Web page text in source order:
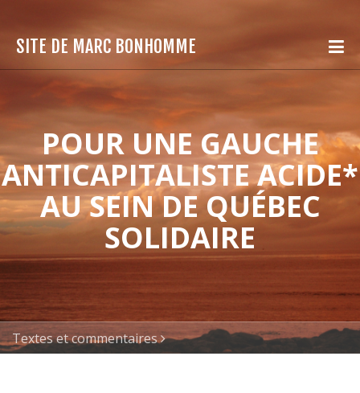
SITE DE MARC BONHOMME
POUR UNE GAUCHE
ANTICAPITALISTE ACIDE*
AU SEIN DE QUÉBEC
SOLIDAIRE
Textes et commentaires